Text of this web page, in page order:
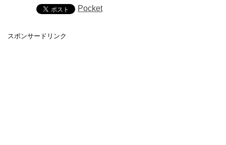
Pocket
スポンサードリンク